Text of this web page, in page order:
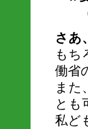
さあ
もち
働省
また
とも
私ど